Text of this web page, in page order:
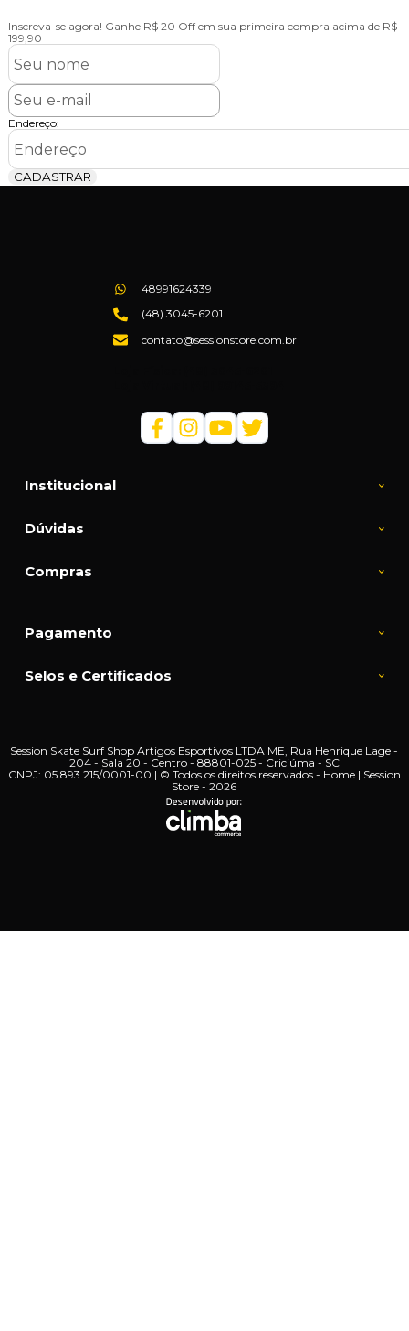
Inscreva-se agora! Ganhe R$ 20 Off em sua primeira compra acima de R$
199,90
Endereço:
CADASTRAR
Institucional
Dúvidas
Compras
48991624339
(48) 3045-6201
contato@sessionstore.com.br
Pagamento
Selos e Certificados
Session Skate Surf Shop Artigos Esportivos LTDA ME, Rua Henrique Lage -
204 - Sala 20 - Centro - 88801-025 - Criciúma - SC
CNPJ: 05.893.215/0001-00 | © Todos os direitos reservados - Home | Session
Store - 2026